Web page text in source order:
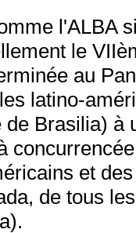
l'ALBA
le
au
latino-
Brasilia) à
et
de tous